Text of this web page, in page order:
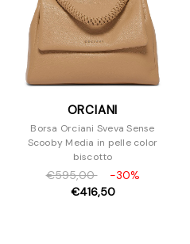
ORCIANI
Borsa Orciani Sveva Sense
Scooby Media in pelle color
biscotto
€595,00
-30%
€416,50